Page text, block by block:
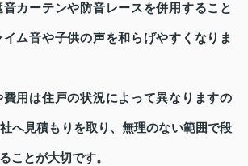
音カーテンや防音レースを併用すること
ム音や子供の声を和らげやすくなりま
用は住戸の状況によって異なりますの
へ見積もりを取り、無理のない範囲で段
ことが大切です。